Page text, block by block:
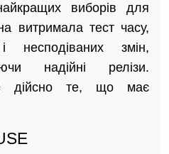
виборів для
витримала тест часу,
несподіваних змін,
надійні релізи.
дійсно те, що має